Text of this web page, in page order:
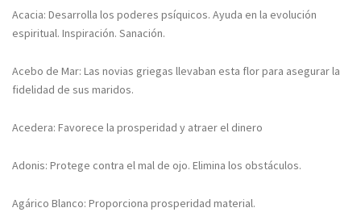
Acacia: Desarrolla los poderes psíquicos. Ayuda en la evolución
espiritual. Inspiración. Sanación.
Acebo de Mar: Las novias griegas llevaban esta flor para asegurar la
fidelidad de sus maridos.
Acedera: Favorece la prosperidad y atraer el dinero
Adonis: Protege contra el mal de ojo. Elimina los obstáculos.
Agárico Blanco: Proporciona prosperidad material.